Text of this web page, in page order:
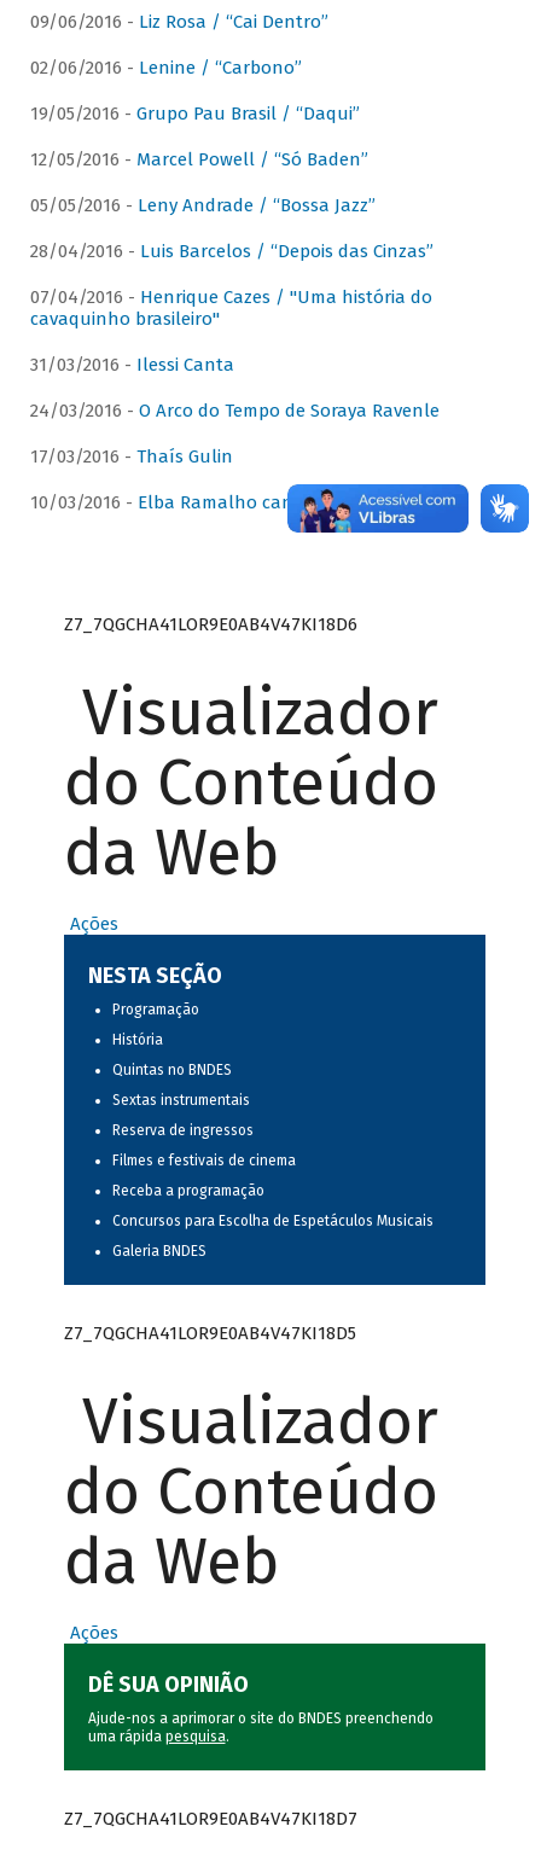
09/06/2016 - Liz Rosa / “Cai Dentro”
02/06/2016 - Lenine / “Carbono”
19/05/2016 - Grupo Pau Brasil / “Daqui”
12/05/2016 - Marcel Powell / “Só Baden”
05/05/2016 - Leny Andrade / “Bossa Jazz”
28/04/2016 - Luis Barcelos / “Depois das Cinzas”
07/04/2016 - Henrique Cazes / "Uma história do
cavaquinho brasileiro"
31/03/2016 - Ilessi Canta
24/03/2016 - O Arco do Tempo de Soraya Ravenle
17/03/2016 - Thaís Gulin
10/03/2016 - Elba Ramalho canta Dominguinhos
Z7_7QGCHA41LOR9E0AB4V47KI18D6
Visualizador
do Conteúdo
da Web
Ações
NESTA SEÇÃO
Programação
História
Quintas no BNDES
Sextas instrumentais
Reserva de ingressos
Filmes e festivais de cinema
Receba a programação
Concursos para Escolha de Espetáculos Musicais
Galeria BNDES
Z7_7QGCHA41LOR9E0AB4V47KI18D5
Visualizador
do Conteúdo
da Web
Ações
DÊ SUA OPINIÃO
Ajude-nos a aprimorar o site do BNDES preenchendo
uma rápida pesquisa.
Z7_7QGCHA41LOR9E0AB4V47KI18D7